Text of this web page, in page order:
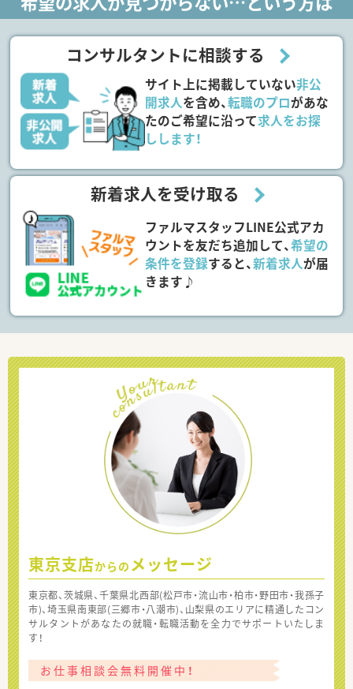
コンサルタントに相談する
サイト上に掲載していない非公
開求人を含め、転職のプロがあな
たのご希望に沿って求人をお探
しします！
新着求人を受け取る
ファルマスタッフLINE公式アカ
ウントを友だち追加して、希望の
条件を登録すると、新着求人が届
きます♪
東京支店からの メッセージ
東京都、茨城県、千葉県北西部(松戸市・流山市・柏市・野田市・我孫子
市)、埼玉県南東部(三郷市・八潮市)、山梨県のエリアに精通したコン
サルタントがあなたの就職・転職活動を全力でサポートいたしま
す！
お仕事相談会無料開催中！